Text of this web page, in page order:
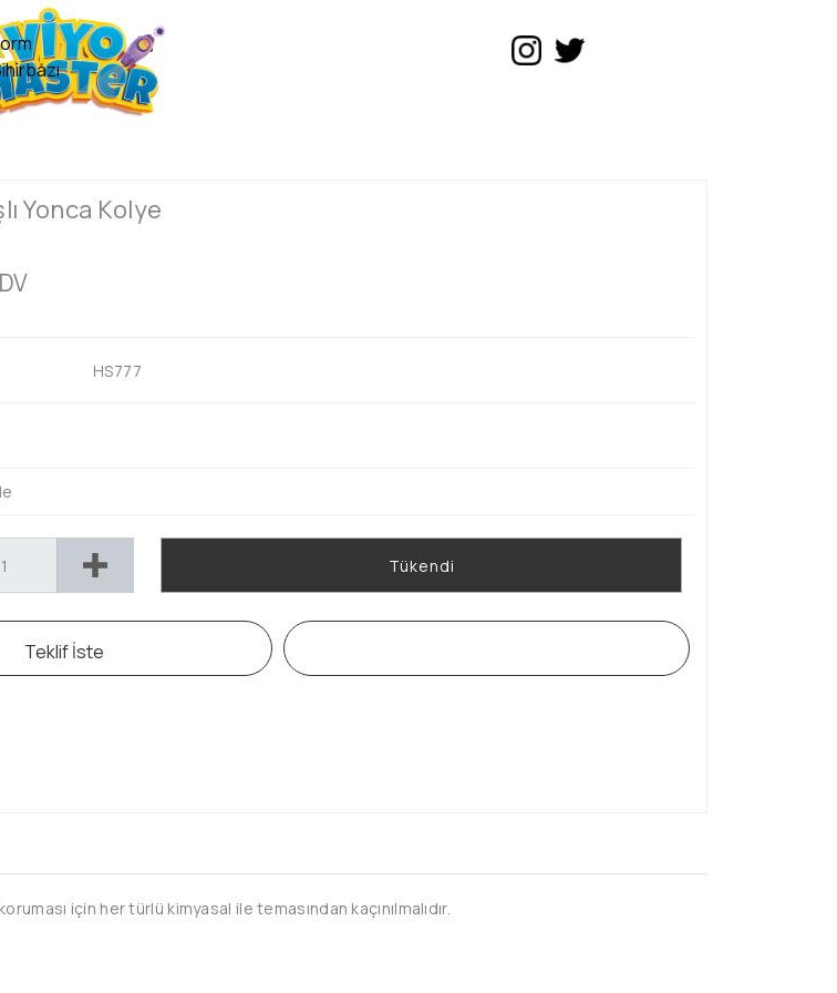
Yonca Kolye
HS777
Tükendi
Teklif İste
için her türlü kimyasal ile temasından kaçınılmalıdır.